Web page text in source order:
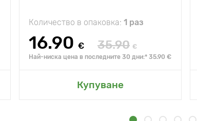
Количество в опаковка: 1 раз
16.90 € 35.90 €
Най-ниска цена в последните 30 дни:* 35.90 €
Купуване